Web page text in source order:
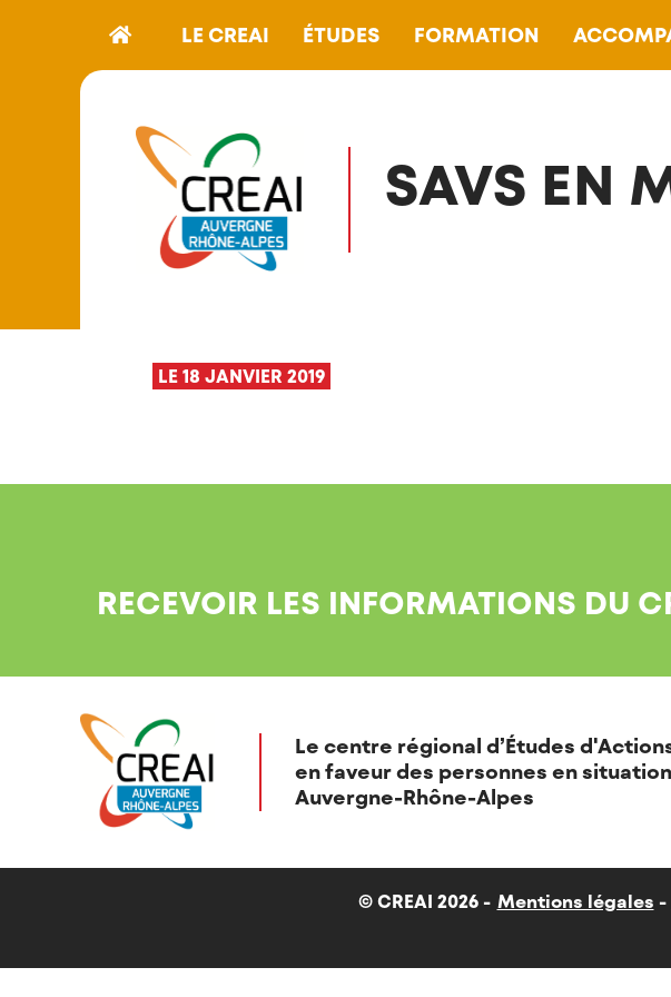
LE CREAI ÉTUDES FORMATION
SAVS EN
LE 18 JANVIER 2019
RECEVOIR LES INFORMATIONS DU
Le centre régional d’Études
en faveur des personnes en
Auvergne-Rhône-Alpes
© CREAI 2026 - Mentions légales